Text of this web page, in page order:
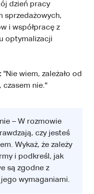
dzień pracy
sprzedażowych,
i współpracę z
optymalizacji
"Nie wiem, zależało od
czasem nie."
– W rozmowie
czy jesteś
Wykaż, że zależy
i podkreśl, jak
są zgodne z
wymaganiami.